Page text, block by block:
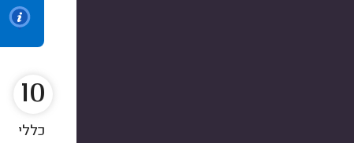
10
כללי